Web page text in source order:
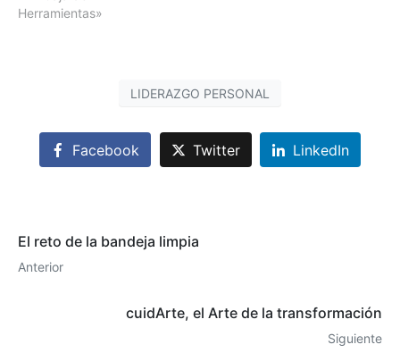
importantes a la hora de
identidad pública o marca
equivalente a la
propuesta de valor de…
Herramientas»
LIDERAZGO PERSONAL
Facebook Twitter LinkedIn
El reto de la bandeja limpia
Anterior
cuidArte, el Arte de la transformación
Siguiente